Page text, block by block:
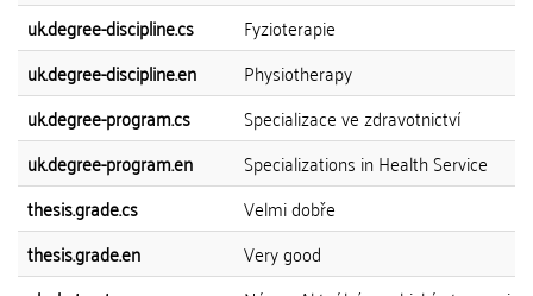
uk.degree-discipline.cs
Fyzioterapie
uk.degree-discipline.en
Physiotherapy
uk.degree-program.cs
Specializace ve zdravotnictví
uk.degree-program.en
Specializations in Health Service
thesis.grade.cs
Velmi dobře
thesis.grade.en
Very good